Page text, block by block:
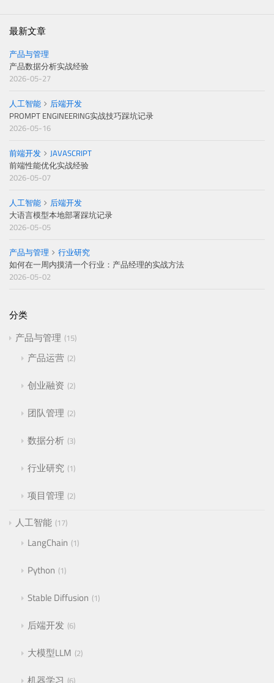
最新文章
产品与管理
产品数据分析实战经验
2026-05-27
人工智能
后端开发
PROMPT ENGINEERING实战技巧踩坑记录
2026-05-16
前端开发
JAVASCRIPT
前端性能优化实战经验
2026-05-07
人工智能
后端开发
大语言模型本地部署踩坑记录
2026-05-05
产品与管理
行业研究
如何在一周内摸清一个行业：产品经理的实战方法
2026-05-02
分类
产品与管理 15
产品运营 2
创业融资 2
团队管理 2
数据分析 3
行业研究 1
项目管理 2
人工智能 17
LangChain 1
Python 1
Stable Diffusion 1
后端开发 6
大模型LLM 2
机器学习 6